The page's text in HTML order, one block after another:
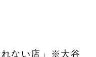
ない店」※大谷